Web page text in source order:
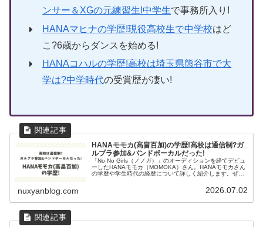
ンサー＆XGの元練習生!中学生で事務所入り!
HANAマヒナの学歴!現役高校生で中学校はど
こ?6歳からダンスを始める!
HANAコハルの学歴!高校は埼玉県熊谷市で大
学は?中学時代の受賞歴が凄い!
HANAモモカ(高畠百加)の学歴!高校は通信制?ガ
ルプラ参加&バンドボーカルだった!
「No No Girls（ノノガ）」のオーディションを経てデビュ
ーしたHANAモモカ（MOMOKA）さん。HANAモモカさん
の学歴や学生時代の経歴について詳しく紹介します。ぜひ
nuxyanblog.com 2026.07.02